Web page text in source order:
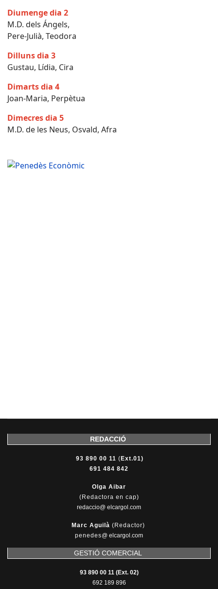
Diumenge dia 2
M.D. dels Ángels,
Pere-Julià, Teodora
Dilluns dia 3
Gustau, Lídia, Cira
Dimarts dia 4
Joan-Maria, Perpètua
Dimecres dia 5
M.D. de les Neus, Osvald, Afra
REDACCIÓ
93 890 00 11 ( Ext.01)
691 484 842
Olga Aibar
(Redactora en cap)
redaccio@ elcargol.com
Marc Aguilà (Redactor)
penedes@ elcargol.com
GESTIÓ COMERCIAL
93 890 00 11 (Ext. 02)
692 189 896